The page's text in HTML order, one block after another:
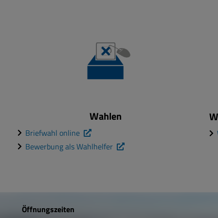
Wahlen
Briefwahl online
Bewerbung als Wahlhelfer
Öffnungszeiten